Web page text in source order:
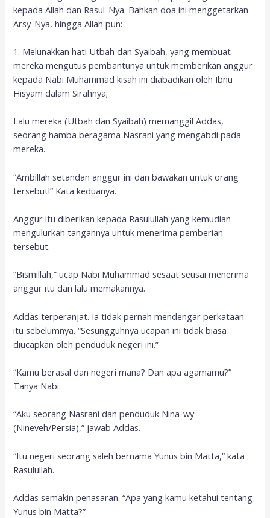
kepada Allah dan Rasul-Nya. Bahkan doa ini menggetarkan
Arsy-Nya, hingga Allah pun:
1. Melunakkan hati Utbah dan Syaibah, yang membuat
mereka mengutus pembantunya untuk memberikan anggur
kepada Nabi Muhammad kisah ini diabadikan oleh Ibnu
Hisyam dalam Sirahnya;
Lalu mereka (Utbah dan Syaibah) memanggil Addas,
seorang hamba beragama Nasrani yang mengabdi pada
mereka.
“Ambillah setandan anggur ini dan bawakan untuk orang
tersebut!” Kata keduanya.
Anggur itu diberikan kepada Rasulullah yang kemudian
mengulurkan tangannya untuk menerima pemberian
tersebut.
“Bismillah,” ucap Nabi Muhammad sesaat seusai menerima
anggur itu dan lalu memakannya.
Addas terperanjat. Ia tidak pernah mendengar perkataan
itu sebelumnya. “Sesungguhnya ucapan ini tidak biasa
diucapkan oleh penduduk negeri ini.”
“Kamu berasal dan negeri mana? Dan apa agamamu?”
Tanya Nabi.
“Aku seorang Nasrani dan penduduk Nina-wy
(Nineveh/Persia),” jawab Addas.
“Itu negeri seorang saleh bernama Yunus bin Matta,” kata
Rasulullah.
Addas semakin penasaran. “Apa yang kamu ketahui tentang
Yunus bin Matta?”